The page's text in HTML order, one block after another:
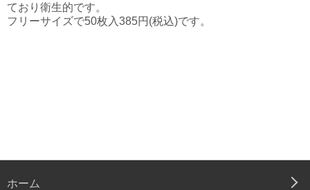
ており衛生的です。
フリーサイズで50枚入385円(税込)です。
ホーム